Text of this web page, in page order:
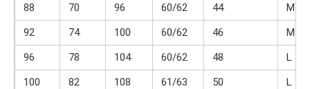
88
70 96 60/62 44
M
92
74 100 60/62 46
M
96
78 104 60/62 48
L
100
82 108 61/63 50
L